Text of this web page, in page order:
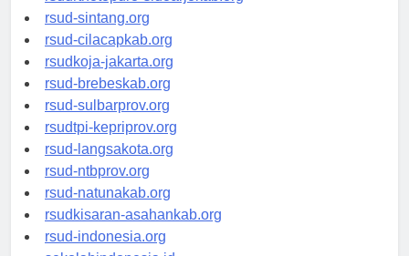
rsudrtnotopuro-sidoarjokab.org
rsud-sintang.org
rsud-cilacapkab.org
rsudkoja-jakarta.org
rsud-brebeskab.org
rsud-sulbarprov.org
rsudtpi-kepriprov.org
rsud-langsakota.org
rsud-ntbprov.org
rsud-natunakab.org
rsudkisaran-asahankab.org
rsud-indonesia.org